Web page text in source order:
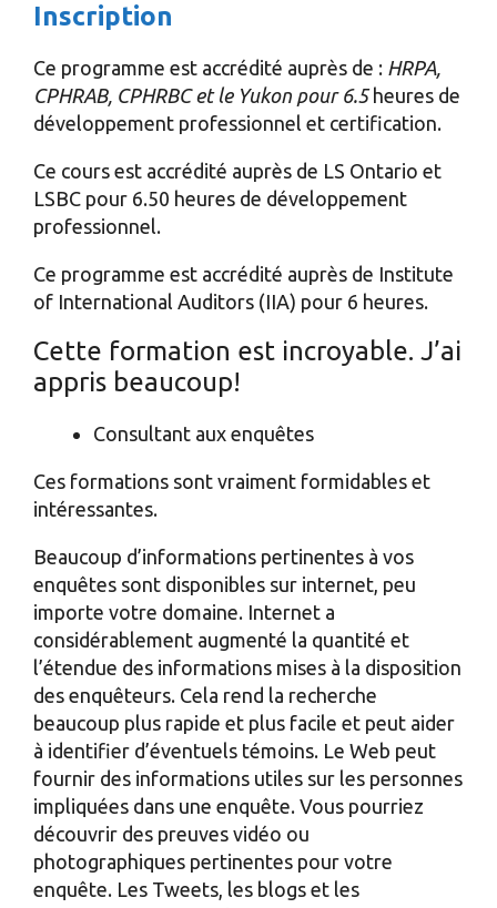
Inscription
Ce programme est accrédité auprès de : HRPA,
CPHRAB, CPHRBC et le Yukon pour 6.5heures de
développement professionnel et certification.
Ce cours est accrédité auprès de LS Ontario et
LSBC pour 6.50 heures de développement
professionnel.
Ce programme est accrédité auprès de Institute
of International Auditors (IIA) pour 6 heures.
Cette formation est incroyable. J’ai
appris beaucoup!
Consultant aux enquêtes
Ces formations sont vraiment formidables et
intéressantes.
Beaucoup d’informations pertinentes à vos
enquêtes sont disponibles sur internet, peu
importe votre domaine. Internet a
considérablement augmenté la quantité et
l’étendue des informations mises à la disposition
des enquêteurs. Cela rend la recherche
beaucoup plus rapide et plus facile et peut aider
à identifier d’éventuels témoins. Le Web peut
fournir des informations utiles sur les personnes
impliquées dans une enquête. Vous pourriez
découvrir des preuves vidéo ou
photographiques pertinentes pour votre
enquête. Les Tweets, les blogs et les